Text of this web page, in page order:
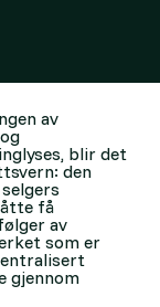
av
blir det
den
få
av
som er
gjennom